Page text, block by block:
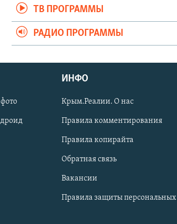
ТВ ПРОГРАММЫ
РАДИО ПРОГРАММЫ
ИНФО
Крым.Реалии. О нас
Правила комментирования
Правила копирайта
Обратная связь
Вакансии
Правила защиты